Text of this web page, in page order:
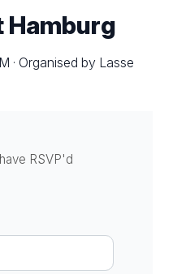
· Organised by Lasse
RSVP'd